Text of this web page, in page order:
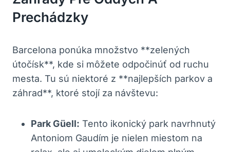
Prechádzky
Barcelona ponúka množstvo **zelených
útočísk**, kde si môžete odpočinúť od ruchu
mesta. Tu sú niektoré z **najlepších parkov a
záhrad**, ktoré stojí za návštevu:
Park Güell: Tento ikonický park navrhnutý
Antoniom Gaudím je nielen miestom na